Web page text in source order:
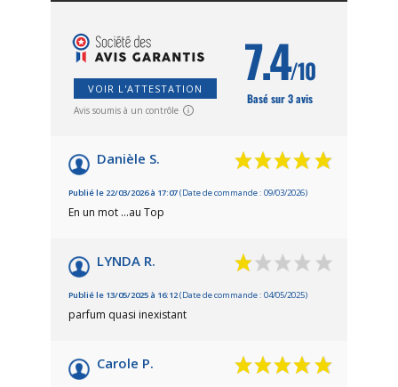
VOIR L'ATTESTATION
Avis soumis à un contrôle
7.4/10
Basé sur 3 avis
Danièle S.
Publié le 22/03/2026 à 17:07(Date de commande : 09/03/2026)
En un mot ...au Top
LYNDA R.
Publié le 13/05/2025 à 16:12(Date de commande : 04/05/2025)
parfum quasi inexistant
Carole P.